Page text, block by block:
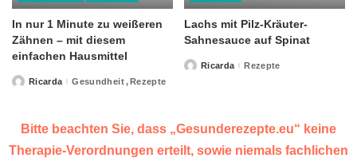
In nur 1 Minute zu weißeren
Zähnen – mit diesem
einfachen Hausmittel
PostedRicarda Gesundheit Rezepte
Lachs mit Pilz-Kräuter-
Sahnesauce auf Spinat
PostedRicarda Rezepte
Bitte beachten Sie, dass „Gesunderezepte.eu“ keine
Therapie-Verordnungen erteilt, sowie niemals fachlichen